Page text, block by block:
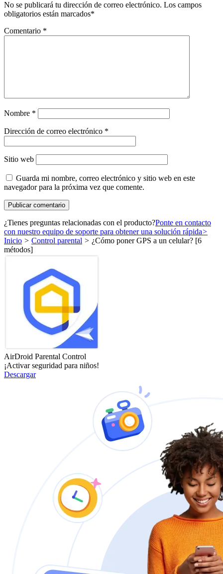
No se publicará tu dirección de correo electrónico. Los campos
obligatorios están marcados*
Comentario *
Nombre *
Dirección de correo electrónico *
Sitio web
Guarda mi nombre, correo electrónico y sitio web en este
navegador para la próxima vez que comente.
¿Tienes preguntas relacionadas con el producto?Ponte en contacto
con nuestro equipo de soporte para obtener una solución rápida>
Inicio > Control parental > ¿Cómo poner GPS a un celular? [6
métodos]
AirDroid Parental Control
¡Activar seguridad para niños!
Descargar